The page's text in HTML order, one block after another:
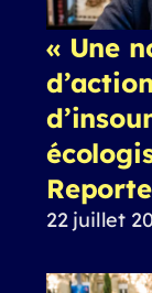
« Une
22 juillet